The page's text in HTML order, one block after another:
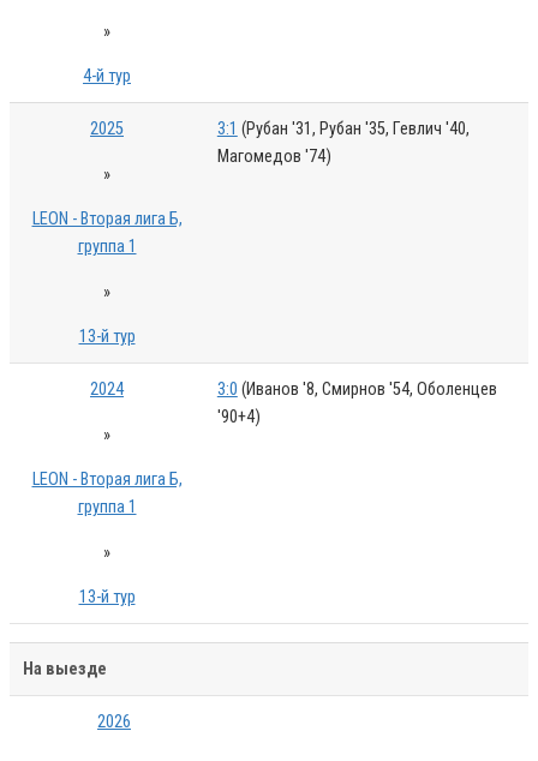
»
4-й тур
2025
»
LEON - Вторая лига Б,
группа 1
»
13-й тур
3:1 (Рубан '31, Рубан '35, Гевлич '40,
Магомедов '74)
2024
»
LEON - Вторая лига Б,
группа 1
»
13-й тур
3:0 (Иванов '8, Смирнов '54, Оболенцев
'90+4)
На выезде
2026